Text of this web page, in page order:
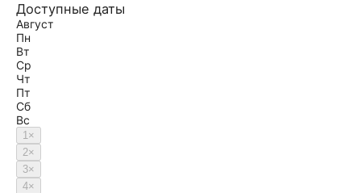
Доступные даты
Август
Пн
Вт
Ср
Чт
Пт
Сб
Вс
1×
2×
3×
4×